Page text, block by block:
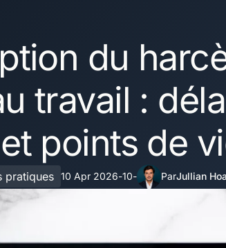
du
travail :
points de
pratiques 10 Apr 2026-10- ParJullian